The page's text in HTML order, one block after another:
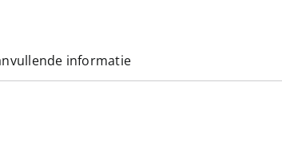
informatie